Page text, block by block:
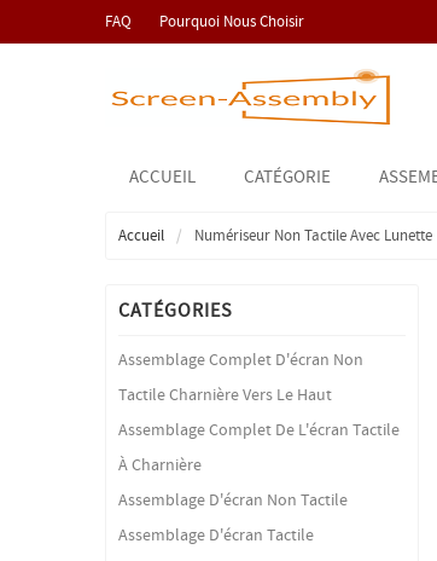
FAQ Pourquoi Nous Choisir
ACCUEIL CATÉGORIE
Accueil Numériseur Non Tactile Avec Lunette
CATÉGORIES
Assemblage Complet D'écran Non
Tactile Charnière Vers Le Haut
Assemblage Complet De L'écran Tactile
À Charnière
Assemblage D'écran Non Tactile
Assemblage D'écran Tactile